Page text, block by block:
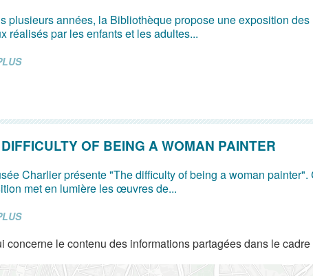
plusieurs années, la Bibliothèque propose une exposition des
réalisés par les enfants et les adultes...
OF BEING A WOMAN PAINTER
Charlier présente "The difficulty of being a woman painter".
met en lumière les œuvres de...
le contenu des informations partagées dans le cadre